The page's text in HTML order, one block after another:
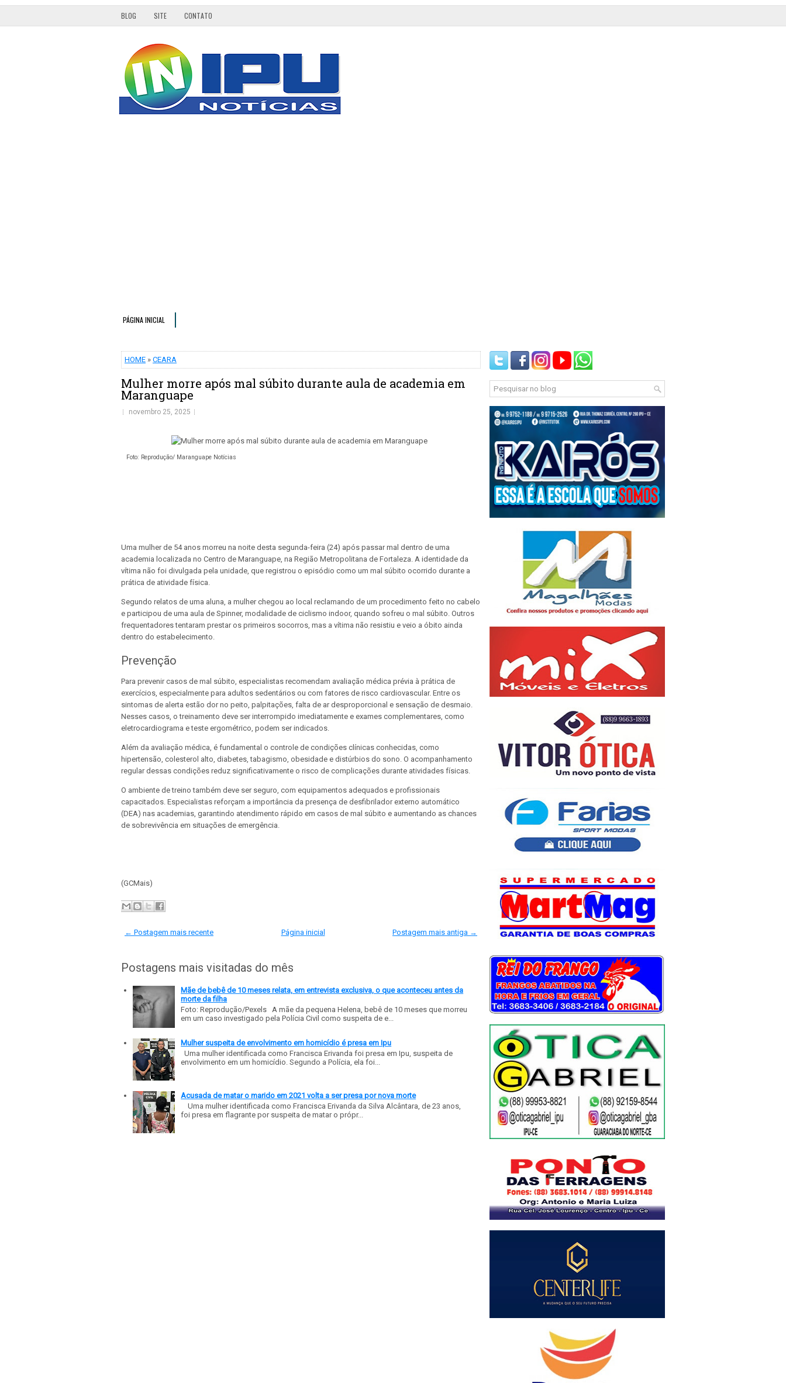
BLOG SITE CONTATO
PÁGINA INICIAL
HOME » CEARA
Mulher morre após mal súbito durante aula de academia em
Maranguape
novembro 25, 2025
Foto: Reprodução/ Maranguape Notícias
Uma mulher de 54 anos morreu na noite desta segunda-feira (24) após passar mal dentro de uma
academia localizada no Centro de Maranguape, na Região Metropolitana de Fortaleza. A identidade da
vítima não foi divulgada pela unidade, que registrou o episódio como um mal súbito ocorrido durante a
prática de atividade física.
Segundo relatos de uma aluna, a mulher chegou ao local reclamando de um procedimento feito no cabelo
e participou de uma aula de Spinner, modalidade de ciclismo indoor, quando sofreu o mal súbito. Outros
frequentadores tentaram prestar os primeiros socorros, mas a vítima não resistiu e veio a óbito ainda
dentro do estabelecimento.
Prevenção
Para prevenir casos de mal súbito, especialistas recomendam avaliação médica prévia à prática de
exercícios, especialmente para adultos sedentários ou com fatores de risco cardiovascular. Entre os
sintomas de alerta estão dor no peito, palpitações, falta de ar desproporcional e sensação de desmaio.
Nesses casos, o treinamento deve ser interrompido imediatamente e exames complementares, como
eletrocardiograma e teste ergométrico, podem ser indicados.
Além da avaliação médica, é fundamental o controle de condições clínicas conhecidas, como
hipertensão, colesterol alto, diabetes, tabagismo, obesidade e distúrbios do sono. O acompanhamento
regular dessas condições reduz significativamente o risco de complicações durante atividades físicas.
O ambiente de treino também deve ser seguro, com equipamentos adequados e profissionais
capacitados. Especialistas reforçam a importância da presença de desfibrilador externo automático
(DEA) nas academias, garantindo atendimento rápido em casos de mal súbito e aumentando as chances
de sobrevivência em situações de emergência.
(GCMais)
← Postagem mais recente Postagem mais antiga →
Página inicial
Postagens mais visitadas do mês
Mãe de bebê de 10 meses relata, em entrevista exclusiva, o que aconteceu antes da
morte da filha
Foto: Reprodução/Pexels A mãe da pequena Helena, bebê de 10 meses que morreu
em um caso investigado pela Polícia Civil como suspeita de e...
Mulher suspeita de envolvimento em homicídio é presa em Ipu
Uma mulher identificada como Francisca Erivanda foi presa em Ipu, suspeita de
envolvimento em um homicídio. Segundo a Polícia, ela foi...
Acusada de matar o marido em 2021 volta a ser presa por nova morte
Uma mulher identificada como Francisca Erivanda da Silva Alcântara, de 23 anos,
foi presa em flagrante por suspeita de matar o própr...